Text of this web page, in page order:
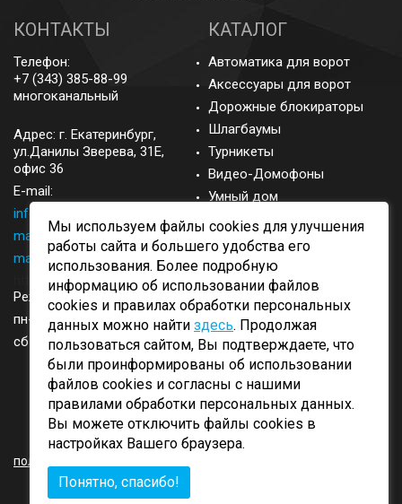
КОНТАКТЫ
Телефон:
+7 (343) 385-88-99
многоканальный
Адрес: г. Екатеринбург,
ул.Данилы Зверева, 31Е,
офис 36
E-mail:
info@came-ekb.ru
manager@came-ekb.ru,
manager2@came-ekb.ru,
https://tt.me/came-ekb
Режим работы:
пн-пт: с 8:00-17:00
сб-вск: выходные
КАТАЛОГ
Автоматика для ворот
Аксессуары для ворот
Дорожные блокираторы
Шлагбаумы
Турникеты
Видео-Домофоны
Умный дом
Запасные части
Аксессуары
ОБРАТНЫЙ ЗВОНОК
Мы используем файлы cookies для улучшения
работы сайта и большего удобства его
использования. Более подробную
информацию об использовании файлов
cookies и правилах обработки персональных
данных можно найти здесь. Продолжая
пользоваться сайтом, Вы подтверждаете, что
были проинформированы об использовании
файлов cookies и согласны с нашими
правилами обработки персональных данных.
Вы можете отключить файлы cookies в
настройках Вашего браузера.
Понятно, спасибо!
политика конфиденциальности